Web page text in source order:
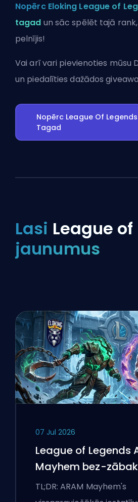
Nopērc Eloking League of
tagad un sāc spēlēt tajā
pelnījis!
Vai arī vari pievienoties mūsu
un piedalīties dažādos
Nopērc League Of
Tagad
Lasi League
jaunumus
07 Jul 2026
League of Legends
Mayhem bez-
TL;DR: ARAM Mayhem's